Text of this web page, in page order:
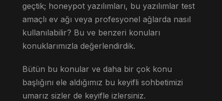
geçtik; honeypot yazılımları, bu yazılımlar test
amaçlı ev ağı veya profesyonel ağlarda nasıl
kullanılabilir? Bu ve benzeri konuları
konuklarımızla değerlendirdik.
Bütün bu konular ve daha bir çok konu
başlığını ele aldığımız bu keyifli sohbetimizi
umarız sizler de keyifle izlersiniz.